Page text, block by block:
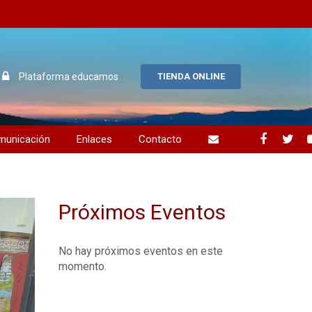
Plataforma educamos TIENDA ONLINE
Enlaces Contacto
Próximos Eventos
No hay próximos eventos en este
momento.